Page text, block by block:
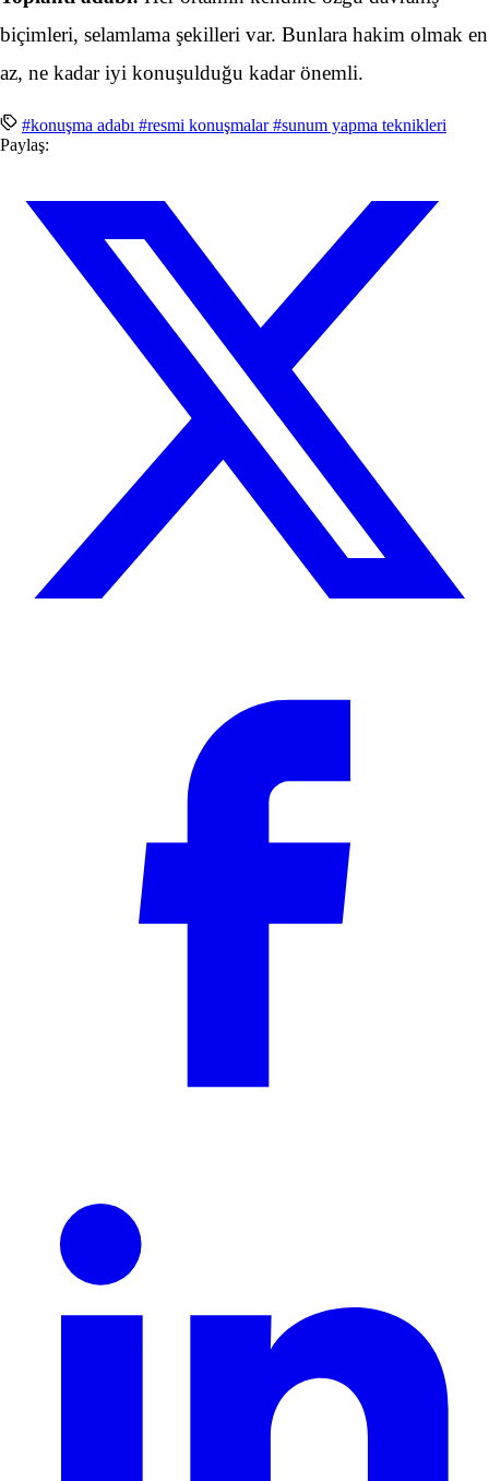
biçimleri, selamlama şekilleri var. Bunlara hakim olmak en
az, ne kadar iyi konuşulduğu kadar önemli.
#konuşma adabı #resmi konuşmalar#sunum yapma teknikleri
Paylaş: